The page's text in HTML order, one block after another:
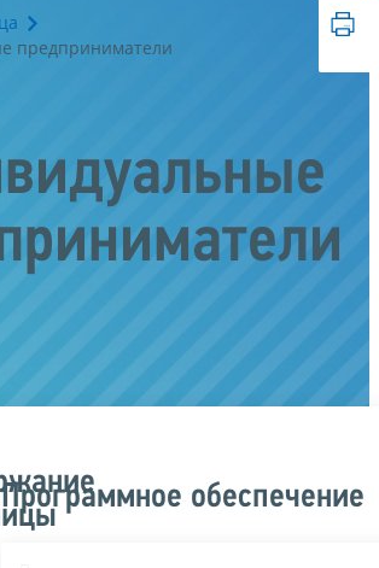
предприниматели
Программное обеспечение